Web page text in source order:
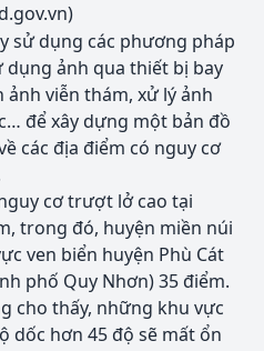
sử dụng các phương pháp
ảnh qua thiết bị bay
viễn thám, xử lý ảnh
để xây dựng một bản đồ
các địa điểm có nguy cơ
cơ trượt lở cao tại
trong đó, huyện miền núi
ven biển huyện Phù Cát
phố Quy Nhơn) 35 điểm.
cho thấy, những khu vực
dốc hơn 45 độ sẽ mất ổn